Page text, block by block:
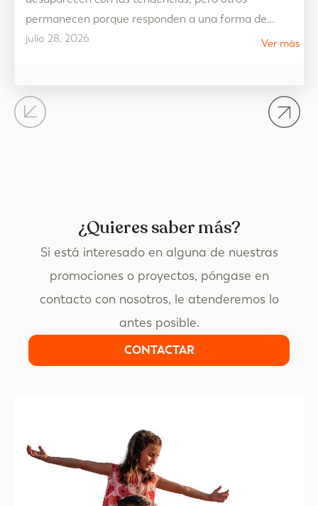
julio 28, 2026
permanecen porque responden a una forma de
vivir. La decoración estilo mediterráneo es uno de
espacios abiertos y de una vida más tranquila,
donde cada…
Ver más
¿Quieres saber más?
Si está interesado en alguna de nuestras
promociones o proyectos, póngase en
contacto con nosotros, le atenderemos lo
antes posible.
CONTACTAR